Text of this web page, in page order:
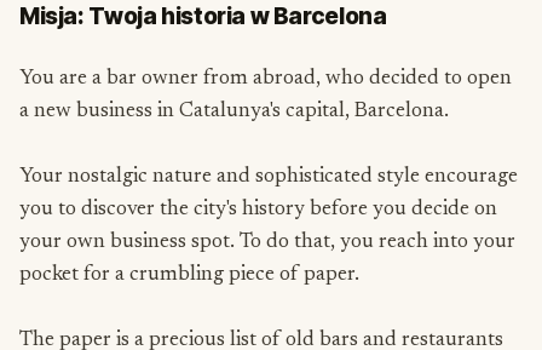
Misja: Twoja historia w Barcelona
You are a bar owner from abroad, who decided to open
a new business in Catalunya's capital, Barcelona.
Your nostalgic nature and sophisticated style encourage
you to discover the city's history before you decide on
your own business spot. To do that, you reach into your
pocket for a crumbling piece of paper.
The paper is a precious list of old bars and restaurants